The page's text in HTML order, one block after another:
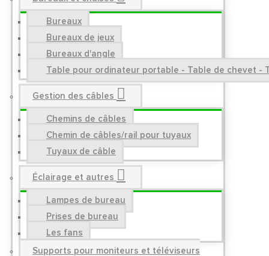
Bureaux
Bureaux de jeux
Bureaux d'angle
Table pour ordinateur portable - Table de chevet -
Gestion des câbles
Chemins de câbles
Chemin de câbles/rail pour tuyaux
Tuyaux de câble
Éclairage et autres
Lampes de bureau
Prises de bureau
Les fans
Supports pour moniteurs et téléviseurs